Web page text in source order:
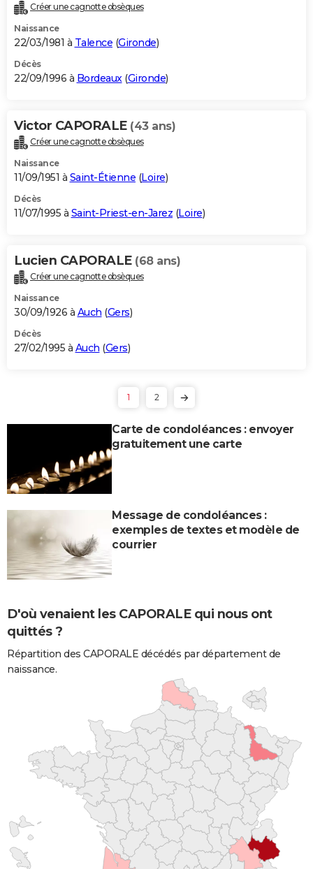
Créer une cagnotte obsèques
Naissance
22/03/1981 à Talence (Gironde)
Décès
22/09/1996 à Bordeaux(Gironde)
Victor CAPORALE (43 ans)
Créer une cagnotte obsèques
Naissance
11/09/1951 à Saint-Étienne (Loire)
Décès
11/07/1995 à Saint-Priest-en-Jarez (Loire)
Lucien CAPORALE (68 ans)
Créer une cagnotte obsèques
Naissance
30/09/1926 à Auch (Gers)
Décès
27/02/1995 à Auch (Gers)
1 2
Carte de condoléances : envoyer
gratuitement une carte
Message de condoléances :
exemples de textes et modèle de
courrier
D'où venaient les CAPORALE qui nous ont
quittés ?
Répartition des CAPORALE décédés par département de
naissance.